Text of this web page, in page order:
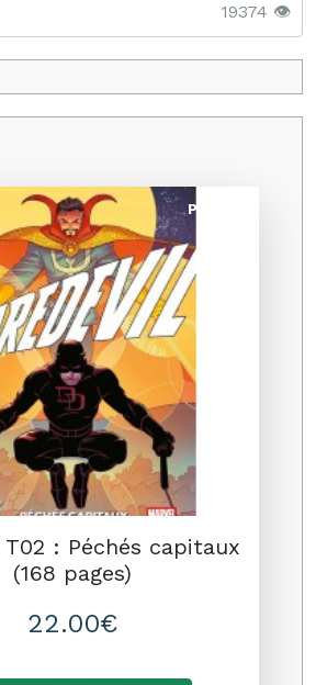
19374 👁️
Promo
T02 : Péchés capitaux
(168 pages)
22.00€